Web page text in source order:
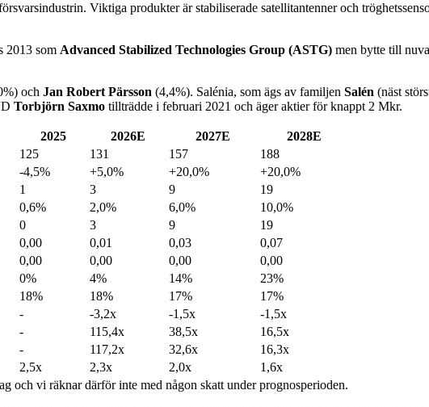
Viktiga produkter är stabiliserade satellitantenner och
2013 som Advanced Stabilized Technologies Group (ASTG) men bytte till
och Jan Robert Pärsson (4,4%). Salénia, som ägs av familjen Salén (näst
Torbjörn Saxmo tillträdde i februari 2021 och äger aktier för knappt 2 Mkr.
2025 2026E 2027E
2028E
125 131 157
188
-4,5% +5,0% +20,0%
+20,0%
1 3 9
19
0,6% 2,0% 6,0%
10,0%
0 3 9
19
0,00 0,01 0,03
0,07
0,00 0,00 0,00
0,00
0% 4% 14%
23%
18% 18% 17%
17%
- -3,2x -1,5x
-1,5x
- 115,4x 38,5x
16,5x
- 117,2x 32,6x
16,3x
2,5x 2,3x 2,0x
1,6x
och vi räknar därför inte med någon skatt under prognosperioden.